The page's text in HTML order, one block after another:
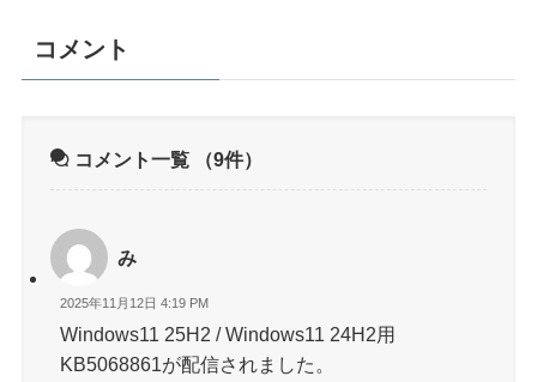
コメント
コメント一覧 （9件）
み
2025年11月12日 4:19 PM
Windows11 25H2 / Windows11 24H2用
KB5068861が配信されました。